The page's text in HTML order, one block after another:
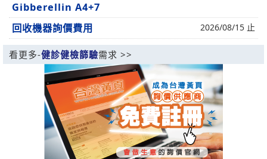
Gibberellin A4+7
回收機器詢價費用 2026/08/15 止
看更多-健診健檢篩驗需求 >>